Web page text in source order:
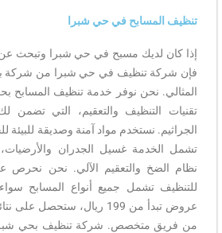
تنظيف المسابح في حي شبرا
إذا كان لديك مسبح في حي شبرا وتبحث
فإن شركة تنظيف في حي شبرا من شركة
المثالي. نحن نوفر خدمة تنظيف المسابح
تقنيات التنظيف والتعقيم، التي تضمن
الجراثيم. نستخدم مواد آمنة وصديقة
تشمل الخدمة غسيل الجدران
نظام الضخ والتعقيم الآلي. نحن نحرص
للتنظيف تشمل جميع أنواع المسابح
عروض تبدأ من 199 ريال،
من فريق متخصص. شركة تنظيف بحي شبرا